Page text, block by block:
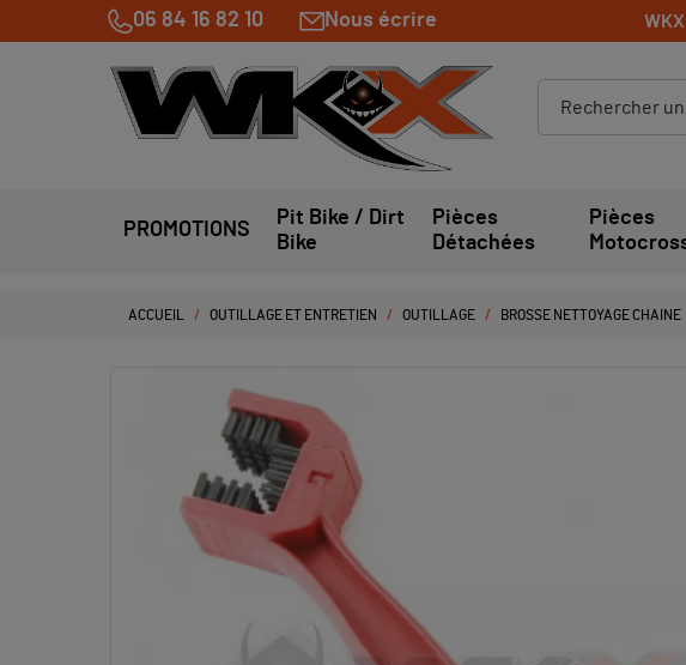
06 84 16 82 10 Nous écrire
PROMOTIONS
Pit Bike / Dirt
Bike
Pièces
Détachées
Pièces
ACCUEIL OUTILLAGE ET ENTRETIEN OUTILLAGE BROSSE NETTOYAGE CHAINE